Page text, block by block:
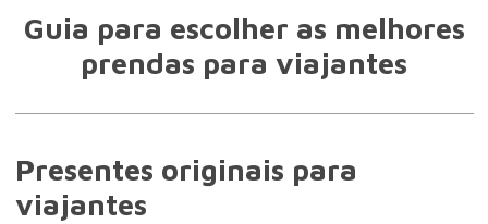
Guia para escolher as melhores
prendas para viajantes
Presentes originais para
viajantes